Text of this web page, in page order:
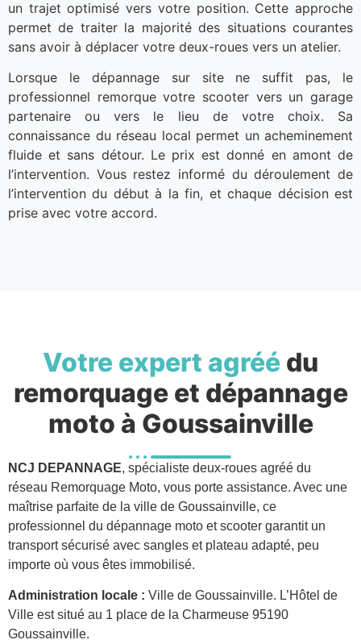
un trajet optimisé vers votre position. Cette approche
permet de traiter la majorité des situations courantes
sans avoir à déplacer votre deux-roues vers un atelier.
Lorsque le dépannage sur site ne suffit pas, le
professionnel remorque votre scooter vers un garage
partenaire ou vers le lieu de votre choix. Sa
connaissance du réseau local permet un acheminement
fluide et sans détour. Le prix est donné en amont de
l’intervention. Vous restez informé du déroulement de
l’intervention du début à la fin, et chaque décision est
prise avec votre accord.
Votre expert agréé du
remorquage et dépannage
moto à Goussainville
NCJ DEPANNAGE, spécialiste deux-roues agréé du
réseau Remorquage Moto, vous porte assistance. Avec une
maîtrise parfaite de la ville de Goussainville, ce
professionnel du dépannage moto et scooter garantit un
transport sécurisé avec sangles et plateau adapté, peu
importe où vous êtes immobilisé.
Administration locale : Ville de Goussainville. L’Hôtel de
Ville est situé au 1 place de la Charmeuse 95190
Goussainville.